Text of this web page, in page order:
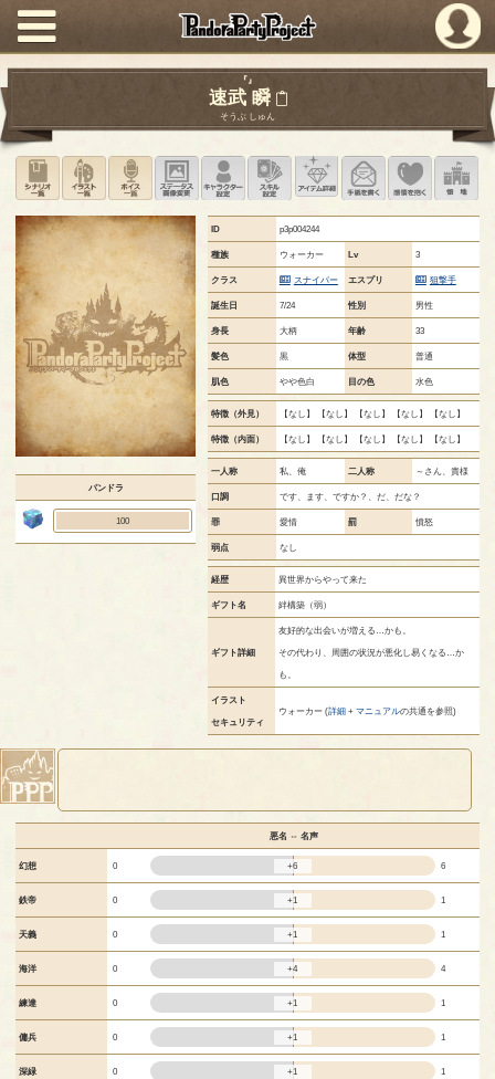
PandoraPartyProject
『』
速武 瞬
そうぶ しゅん
シナリオ一覧イラスト一覧ボイス一覧ステータス画像変更
キャラクター設定
スキル設定アイテム詳細手紙を書くこのキ
パンドラ
100
ID p3p004244
種族 ウォーカー Lv 3
クラス スナイパー エスプリ 狙撃手
誕生日 7/24 性別 男性
身長 大柄 年齢 33
髪色 黒 体型 普通
肌色 やや色白 目の色 水色
特徴（外見） 【なし】 【なし】 【なし】 【なし】 【なし】
特徴（内面） 【なし】 【なし】 【なし】 【なし】 【なし】
一人称 私、俺 二人称 ～さん、貴様
口調 です、ます、ですか？、だ、だな？
罪 愛情 罰 憤怒
弱点 なし
経歴 異世界からやって来た
ギフト名 絆構築（弱）
ギフト詳細
友好的な出会いが増える…かも。
その代わり、周囲の状況が悪化し易くなる…か
も。
イラスト
セキュリティ
ウォーカー (詳細+ マニュアルの共通を参照)
悪名 ⇔ 名声
幻想 0 +6 6
鉄帝 0 +1 1
天義 0 +1 1
海洋 0 +4 4
練達 0 +1 1
傭兵 0 +1 1
深緑 0 +1 1